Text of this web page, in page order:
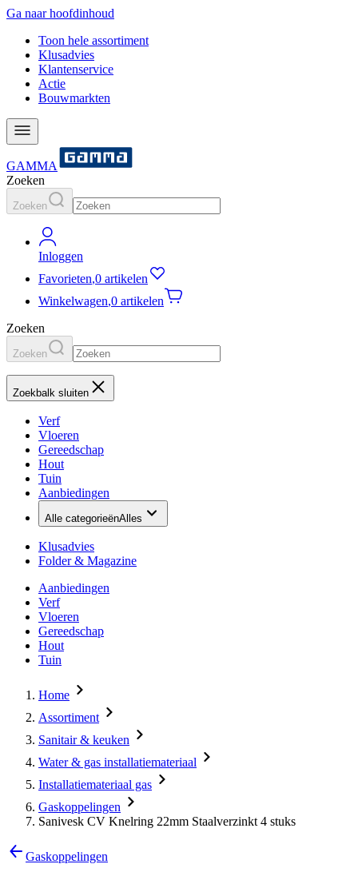
Ga naar hoofdinhoud
Toon hele assortiment
Klusadvies
Klantenservice
Actie
Bouwmarkten
GAMMA
Zoeken
Zoeken
Inloggen
Favorieten,0 artikelen
Winkelwagen,0 artikelen
Zoeken
Zoeken
Zoekbalk sluiten
Verf
Vloeren
Gereedschap
Hout
Tuin
Aanbiedingen
Alle categorieënAlles
Klusadvies
Folder & Magazine
Aanbiedingen
Verf
Vloeren
Gereedschap
Hout
Tuin
Home
Assortiment
Sanitair & keuken
Water & gas installatiemateriaal
Installatiemateriaal gas
Gaskoppelingen
Sanivesk CV Knelring 22mm Staalverzinkt 4 stuks
Gaskoppelingen